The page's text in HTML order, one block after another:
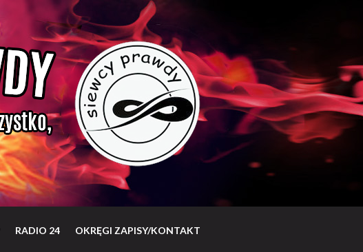
RADIO 24 OKRĘGI ZAPISY/KONTAKT